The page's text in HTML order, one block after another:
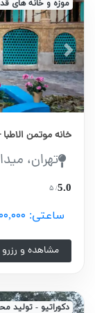
Next
موزه و خانه های
خانه موتمن
تهران،
5.0/ ۵
ساعتی: ۱,۵۰۰,۰۰۰ تومان
مشاهده و رزرو
دکوراتیو - تولید